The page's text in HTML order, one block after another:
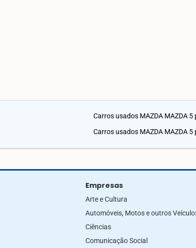
Carros usados MAZDA MAZDA 5
Carros usados MAZDA MAZDA 5
Empresas
Arte e Cultura
Automóveis, Motos e outros
Ciências
Comunicação Social